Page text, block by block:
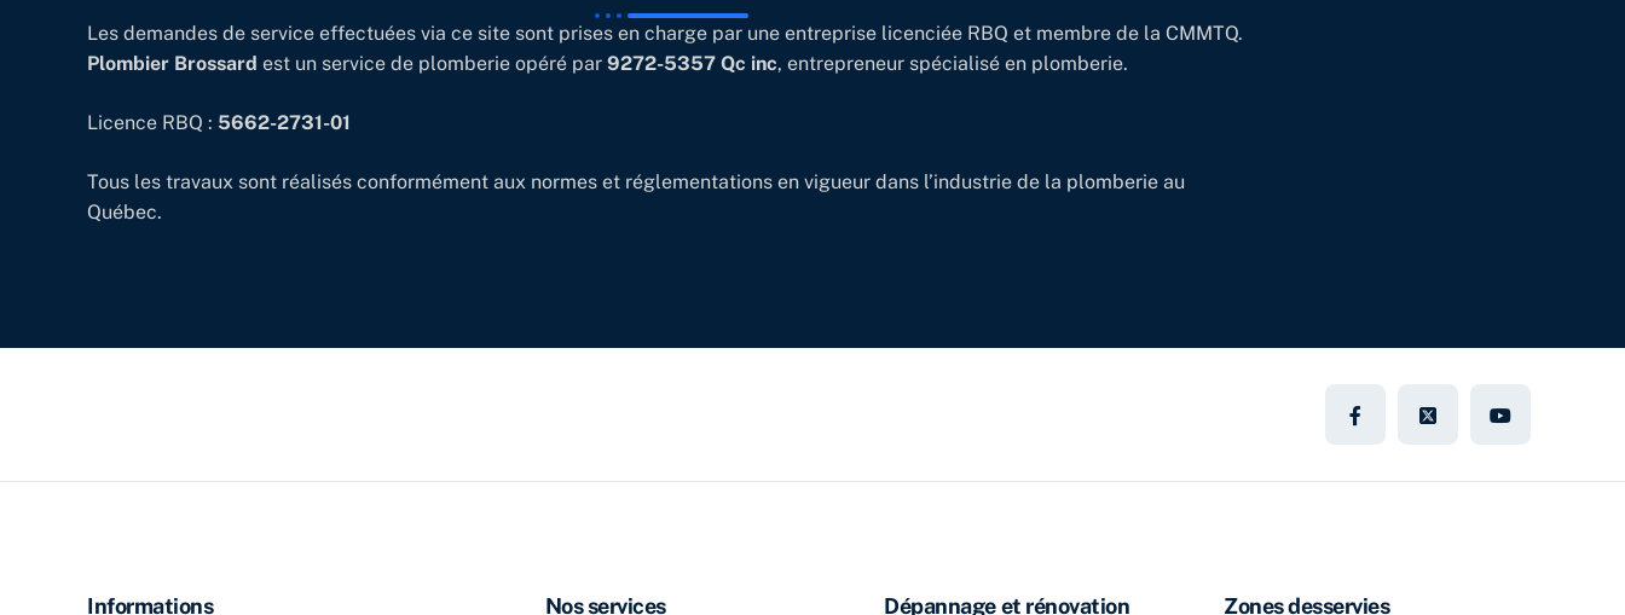
Les demandes de service effectuées via ce site sont prises en charge par une entreprise licenciée RBQ et membre de la CMMTQ.
Plombier Brossard est un service de plomberie opéré par 9272-5357 Qc inc, entrepreneur spécialisé en plomberie.
Licence RBQ : 5662-2731-01
Tous les travaux sont réalisés conformément aux normes et réglementations en vigueur dans l’industrie de la plomberie au
Québec.
Informations Nos services Dépannage et rénovation Zones desservies